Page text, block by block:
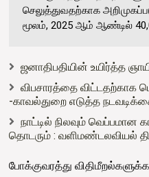
செலுத்துவதற்காக
மூலம், 2025 ஆம் ஆண்டில்
ஜனாதிபதியின் உயிர்த்த
விபசாரத்தை விட்டதற்காக
-காவல்துறை எடுத்த
நாட்டில் நிலவும் வெப்பமான
தொடரும் : வளிமண்டலவியல்
போக்குவரத்து